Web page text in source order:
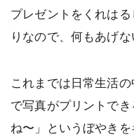
プレゼントをくれは
りなので、何もあげな
これまでは日常生活
で写真がプリントで
ね〜」というぼやき